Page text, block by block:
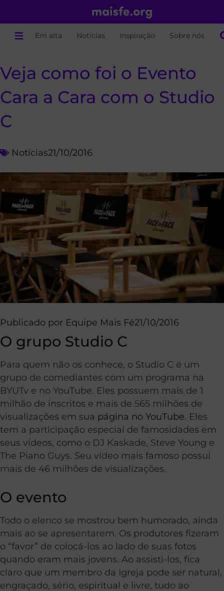
Em alta Notícias Inspiração Sobre nós
Veja como foi o Evento
Cara a Cara com o Studio
C
Notícias21/10/2016
Publicado por Equipe Mais Fé21/10/2016
O grupo Studio C
Para quem não os conhece, o Studio C é um
grupo de comediantes com um programa na
BYUTv e no YouTube. Eles possuem mais de 1
milhão de inscritos e mais de 565 milhões de
visualizações em sua página no YouTube. Eles
tem a participação especial de famosidades em
seus vídeos, como o DJ Kaskade, Steve Young e
The Piano Guys. Seu vídeo mais famoso possui
mais de 46 milhões de visualizações.
O evento
Todo o elenco se mostrou bem humorado, ainda
mais ao se apresentarem. Os produtores fizeram
o “favor” de colocá-los ao lado de suas fotos
quando eram mais jovens. Ao assisti-los, fica
claro que um membro da Igreja pode ser natural,
engraçado, sério, espiritual e livre, tudo ao